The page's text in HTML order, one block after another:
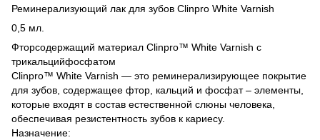
Реминерализующий лак для зубов Clinpro White Varnish
0,5 мл.
Фторсодержащий материал Clinpro™ White Varnish с
трикальцийфосфатом
Clinpro™ White Varnish ― это реминерализирующее покрытие
для зубов, содержащее фтор, кальций и фосфат – элементы,
которые входят в состав естественной слюны человека,
обеспечивая резистентность зубов к кариесу.
Назначение: